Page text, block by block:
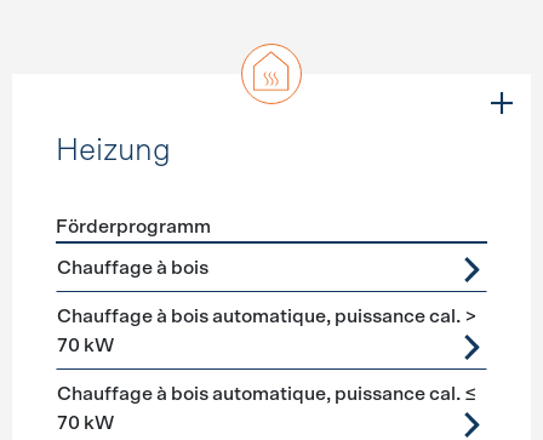
Heizung
Förderprogramme
Förderprogramm
Chauffage à bois
Chauffage à bois automatique, puissance cal. >
70 kW
Chauffage à bois automatique, puissance cal. ≤
70 kW